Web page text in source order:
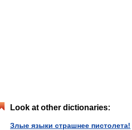
Look at other dictionaries:
Злые языки страшнее пистолета!